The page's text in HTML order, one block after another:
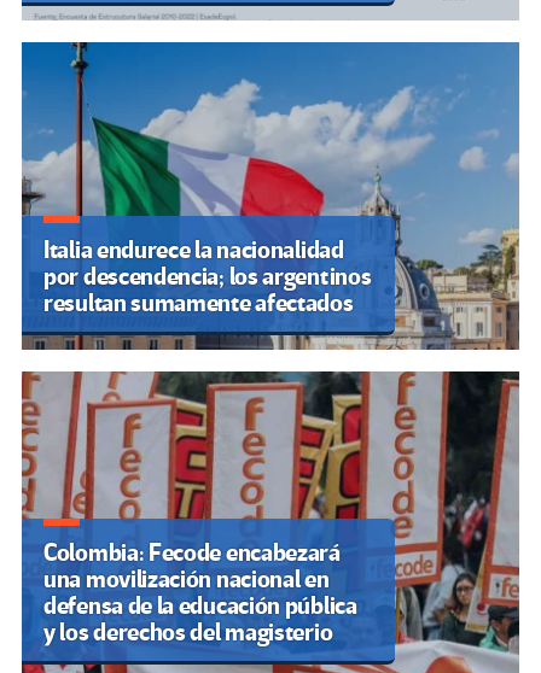
Italia endurece la nacionalidad
por descendencia; los argentinos
resultan sumamente afectados
Colombia: Fecode encabezará
una movilización nacional en
defensa de la educación pública
y los derechos del magisterio